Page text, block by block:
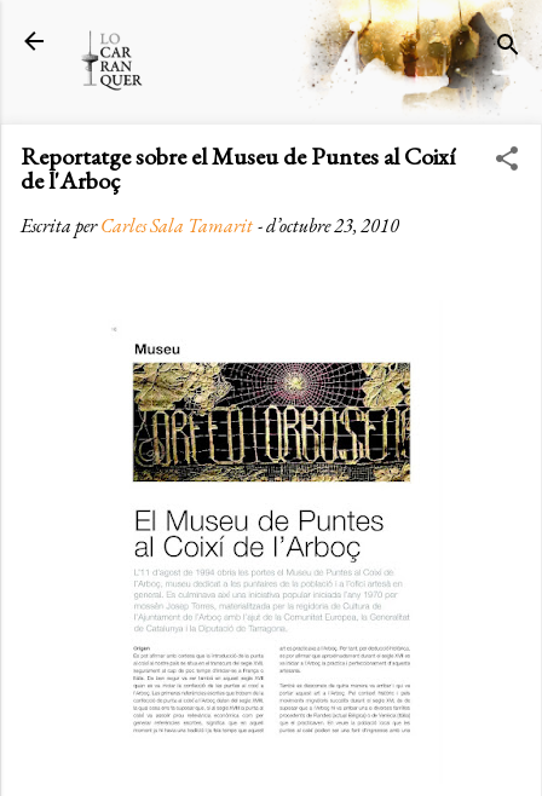
Salta al contingut principal
Reportatge sobre el Museu de Puntes al Coixí
de l'Arboç
Escrita perCarles Sala Tamarit-d’octubre 23, 2010